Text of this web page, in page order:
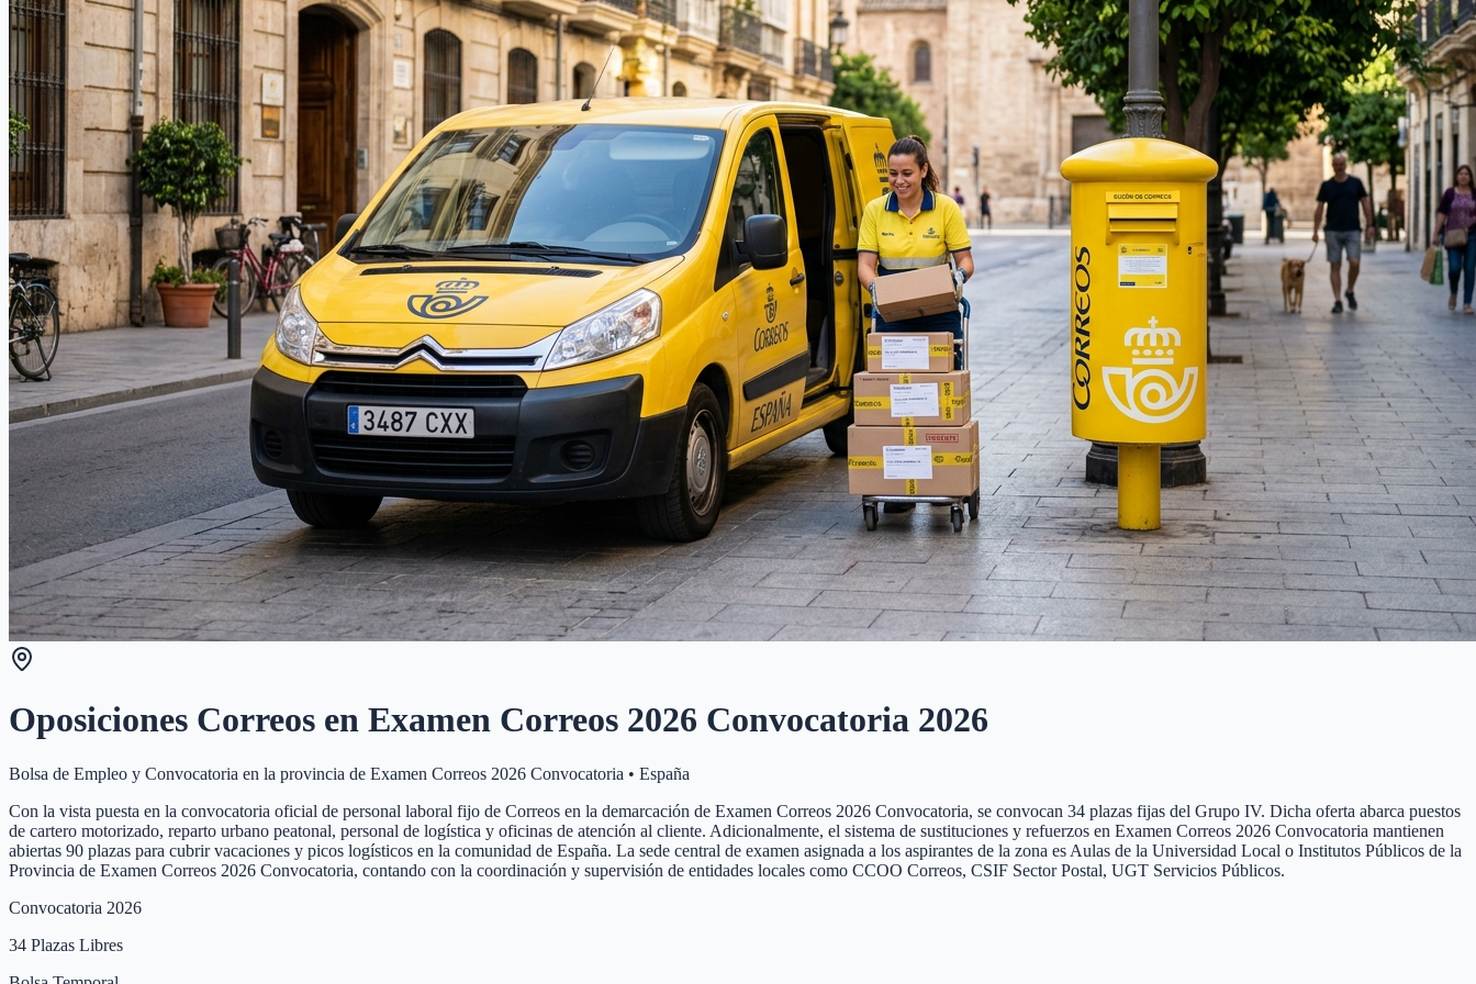
Oposiciones Correos en Examen Correos 2026 Convocatoria 2026
Bolsa de Empleo y Convocatoria en la provincia de Examen Correos 2026 Convocatoria • España
Con la vista puesta en la convocatoria oficial de personal laboral fijo de Correos en la demarcación de Examen Correos 2026 Convocatoria, se convocan 34 plazas fijas del Grupo IV. Dicha oferta abarca puestos
de cartero motorizado, reparto urbano peatonal, personal de logística y oficinas de atención al cliente. Adicionalmente, el sistema de sustituciones y refuerzos en Examen Correos 2026 Convocatoria mantienen
abiertas 90 plazas para cubrir vacaciones y picos logísticos en la comunidad de España. La sede central de examen asignada a los aspirantes de la zona es Aulas de la Universidad Local o Institutos Públicos de la
Provincia de Examen Correos 2026 Convocatoria, contando con la coordinación y supervisión de entidades locales como CCOO Correos, CSIF Sector Postal, UGT Servicios Públicos.
Convocatoria 2026
34 Plazas Libres